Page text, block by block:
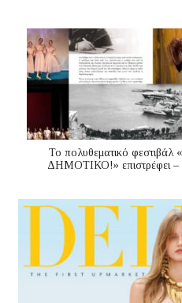
Το πολυθεματικό
ΔΗΜΟΤΙΚΟ!» επιστρέφει –